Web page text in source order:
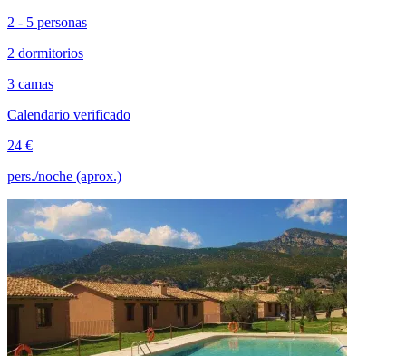
2 - 5 personas
2 dormitorios
3 camas
Calendario verificado
24 €
pers./noche (aprox.)